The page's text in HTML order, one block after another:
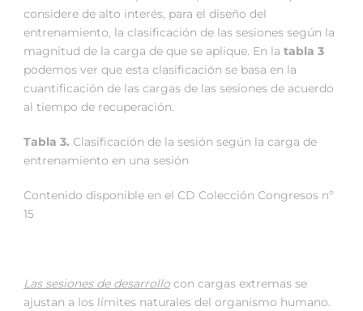
considere de alto interés, para el diseño del
entrenamiento, la clasificación de las sesiones según la
magnitud de la carga de que se aplique. En la tabla 3
podemos ver que esta clasificación se basa en la
cuantificación de las cargas de las sesiones de acuerdo
al tiempo de recuperación.
Tabla 3. Clasificación de la sesión según la carga de
entrenamiento en una sesión
Contenido disponible en el CD Colección Congresos nº
15
Las sesiones de desarrollo con cargas extremas se
ajustan a los límites naturales del organismo humano.